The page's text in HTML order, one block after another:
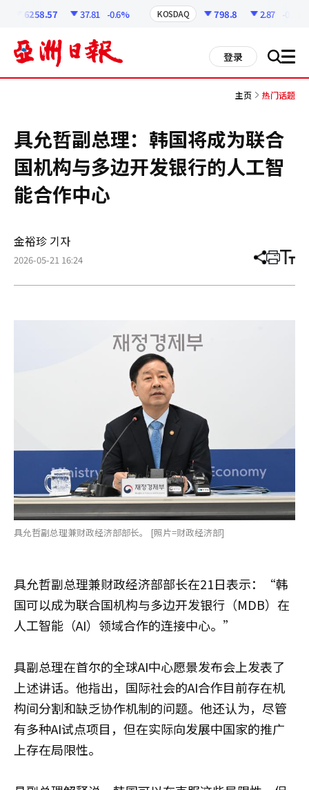
6258.57 37.81 -0.6% KOSDAQ 798.8 2.87 -0.36%
登录 搜 all
主页 热门话题
具允哲副总理：韩国将成为联合
国机构与多边开发银行的人工智
能合作中心
金裕珍 기자
2026-05-21 16:24 分
章
打 调
小
具允哲副总理兼财政经济部部长。 [照片=财政经济部]
具允哲副总理兼财政经济部部长在21日表示：“韩
国可以成为联合国机构与多边开发银行（MDB）在
人工智能（AI）领域合作的连接中心。”
具副总理在首尔的全球AI中心愿景发布会上发表了
上述讲话。他指出，国际社会的AI合作目前存在机
构间分割和缺乏协作机制的问题。他还认为，尽管
有多种AI试点项目，但在实际向发展中国家的推广
上存在局限性。